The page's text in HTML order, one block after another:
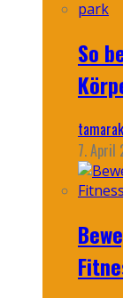
So
7. April